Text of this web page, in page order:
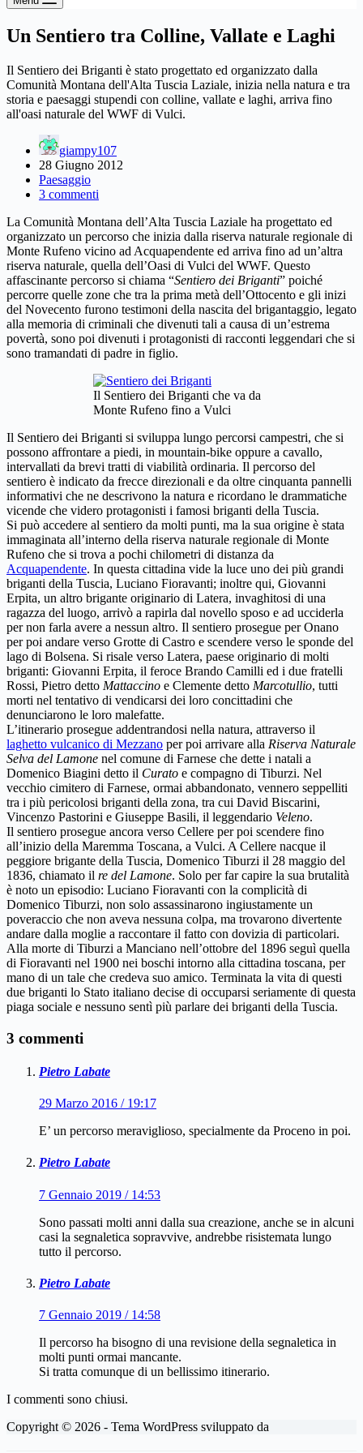
Un Sentiero tra Colline, Vallate e Laghi
Il Sentiero dei Briganti è stato progettato ed organizzato dalla
Comunità Montana dell'Alta Tuscia Laziale, inizia nella natura e tra
storia e paesaggi stupendi con colline, vallate e laghi, arriva fino
all'oasi naturale del WWF di Vulci.
giampy107
28 Giugno 2012
Paesaggio
3 commenti
La Comunità Montana dell’Alta Tuscia Laziale ha progettato ed
organizzato un percorso che inizia dalla riserva naturale regionale di
Monte Rufeno vicino ad Acquapendente ed arriva fino ad un’altra
riserva naturale, quella dell’Oasi di Vulci del WWF. Questo
affascinante percorso si chiama “Sentiero dei Briganti” poiché
percorre quelle zone che tra la prima metà dell’Ottocento e gli inizi
del Novecento furono testimoni della nascita del brigantaggio, legato
alla memoria di criminali che divenuti tali a causa di un’estrema
povertà, sono poi divenuti i protagonisti di racconti leggendari che si
sono tramandati di padre in figlio.
Il Sentiero dei Briganti che va da
Monte Rufeno fino a Vulci
Il Sentiero dei Briganti si sviluppa lungo percorsi campestri, che si
possono affrontare a piedi, in mountain-bike oppure a cavallo,
intervallati da brevi tratti di viabilità ordinaria. Il percorso del
sentiero è indicato da frecce direzionali e da oltre cinquanta pannelli
informativi che ne descrivono la natura e ricordano le drammatiche
vicende che videro protagonisti i famosi briganti della Tuscia.
Si può accedere al sentiero da molti punti, ma la sua origine è stata
immaginata all’interno della riserva naturale regionale di Monte
Rufeno che si trova a pochi chilometri di distanza da
Acquapendente. In questa cittadina vide la luce uno dei più grandi
briganti della Tuscia, Luciano Fioravanti; inoltre qui, Giovanni
Erpita, un altro brigante originario di Latera, invaghitosi di una
ragazza del luogo, arrivò a rapirla dal novello sposo e ad ucciderla
per non farla avere a nessun altro. Il sentiero prosegue per Onano
per poi andare verso Grotte di Castro e scendere verso le sponde del
lago di Bolsena. Si risale verso Latera, paese originario di molti
briganti: Giovanni Erpita, il feroce Brando Camilli ed i due fratelli
Rossi, Pietro detto Mattaccino e Clemente detto Marcotullio, tutti
morti nel tentativo di vendicarsi dei loro concittadini che
denunciarono le loro malefatte.
L’itinerario prosegue addentrandosi nella natura, attraverso il
laghetto vulcanico di Mezzano per poi arrivare alla Riserva Naturale
Selva del Lamone nel comune di Farnese che dette i natali a
Domenico Biagini detto il Curato e compagno di Tiburzi. Nel
vecchio cimitero di Farnese, ormai abbandonato, vennero seppelliti
tra i più pericolosi briganti della zona, tra cui David Biscarini,
Vincenzo Pastorini e Giuseppe Basili, il leggendario Veleno.
Il sentiero prosegue ancora verso Cellere per poi scendere fino
all’inizio della Maremma Toscana, a Vulci. A Cellere nacque il
peggiore brigante della Tuscia, Domenico Tiburzi il 28 maggio del
1836, chiamato il re del Lamone. Solo per far capire la sua brutalità
è noto un episodio: Luciano Fioravanti con la complicità di
Domenico Tiburzi, non solo assassinarono ingiustamente un
poveraccio che non aveva nessuna colpa, ma trovarono divertente
andare dalla moglie a raccontare il fatto con dovizia di particolari.
Alla morte di Tiburzi a Manciano nell’ottobre del 1896 seguì quella
di Fioravanti nel 1900 nei boschi intorno alla cittadina toscana, per
mano di un tale che credeva suo amico. Terminata la vita di questi
due briganti lo Stato italiano decise di occuparsi seriamente di questa
piaga sociale e nessuno sentì più parlare dei briganti della Tuscia.
3 commenti
Pietro Labate
29 Marzo 2016 / 19:17
E’ un percorso meraviglioso, specialmente da Proceno in poi.
Pietro Labate
7 Gennaio 2019 / 14:53
Sono passati molti anni dalla sua creazione, anche se in alcuni
casi la segnaletica sopravvive, andrebbe risistemata lungo
tutto il percorso.
Pietro Labate
7 Gennaio 2019 / 14:58
Il percorso ha bisogno di una revisione della segnaletica in
molti punti ormai mancante.
Si tratta comunque di un bellissimo itinerario.
I commenti sono chiusi.
Copyright © 2026 - Tema WordPress sviluppato da